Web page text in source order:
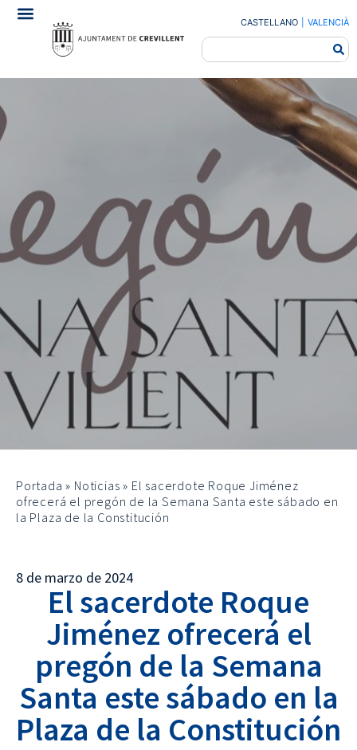
CASTELLANO VALENCIÀ
Portada » Noticias » El sacerdote Roque Jiménez
ofrecerá el pregón de la Semana Santa este sábado en
la Plaza de la Constitución
8 de marzo de 2024
El sacerdote Roque
Jiménez ofrecerá el
pregón de la Semana
Santa este sábado en la
Plaza de la Constitución